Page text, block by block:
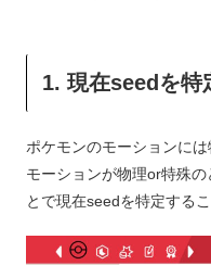
1. 現在seedを特
ポケモンのモーションに
モーションが物理or特殊
とで現在seedを特定するこ